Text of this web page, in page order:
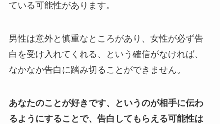
ている可能性があります。
男性は意外と慎重なところがあり、女性が必ず告
白を受け入れてくれる、という確信がなければ、
なかなか告白に踏み切ることができません。
あなたのことが好きです、というのが相手に伝わ
るようにすることで、告白してもらえる可能性は